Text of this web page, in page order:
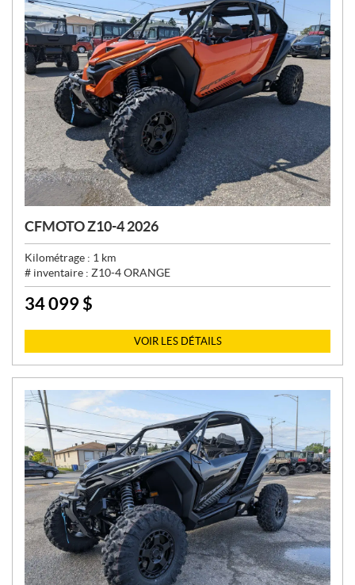
CFMOTO Z10-4 2026
Kilométrage : 1 km
# inventaire : Z10-4 ORANGE
P
X
:
34 099 $
VOIR LES DÉTAILS